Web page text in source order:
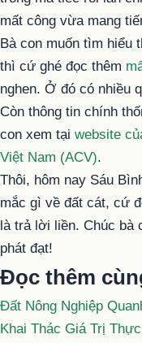
mất công vừa mang
Bà con muốn tìm hiểu
thì cứ ghé đọc thêm
nghen. Ở đó có nhiều
Còn thông tin chính
con xem tại website
Việt Nam (ACV).
Thôi, hôm nay Sáu
mắc gì về đất cát, cứ
là trả lời liền. Chúc bà
phát đạt!
Đọc thêm
Đất Nông Nghiệp
Khai Thác Giá Trị